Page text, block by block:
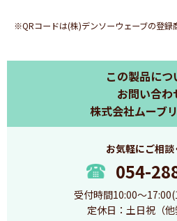
※QRコードは(株)デンソーウェーブの登録
この製品につ
お問い合わ
株式会社ムーブ
お気軽にご相
054-
受付時間10:00～
定休日：土日祝（他